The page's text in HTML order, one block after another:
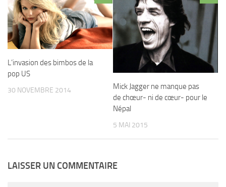
L’invasion des bimbos de la
pop US
30 NOVEMBRE 2014
Mick Jagger ne manque pas
de chœur- ni de cœur- pour le
Népal
5 MAI 2015
LAISSER UN COMMENTAIRE